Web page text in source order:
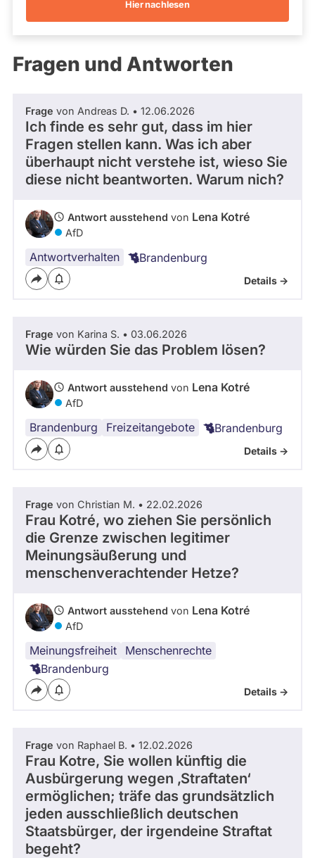
Kandidaturen
und
Mandaten
nicht
berücksichtigt.
Hier nachlesen
Fragen und Antworten
Frage von Andreas D. • 12.06.2026
Ich finde es sehr gut, dass im hier
Fragen stellen kann. Was ich aber
überhaupt nicht verstehe ist, wieso Sie
diese nicht beantworten. Warum nich?
Antwort ausstehend von Lena Kotré
AfD
Antwortverhalten Brandenburg
Details ->
Frage von Karina S. • 03.06.2026
Wie würden Sie das Problem lösen?
Antwort ausstehend von Lena Kotré
AfD
Brandenburg Freizeitangebote Brandenburg
Details ->
Frage von Christian M. • 22.02.2026
Frau Kotré, wo ziehen Sie persönlich
die Grenze zwischen legitimer
Meinungsäußerung und
menschenverachtender Hetze?
Antwort ausstehend von Lena Kotré
AfD
Meinungsfreiheit
Menschenrechte
Brandenburg
Details ->
Frage von Raphael B. • 12.02.2026
Frau Kotre, Sie wollen künftig die
Ausbürgerung wegen ‚Straftaten‘
ermöglichen; träfe das grundsätzlich
jeden ausschließlich deutschen
Staatsbürger, der irgendeine Straftat
begeht?